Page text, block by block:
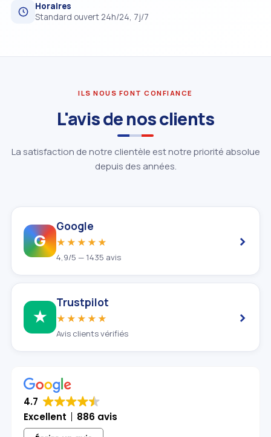
Horaires
Standard ouvert 24h/24, 7j/7
ILS NOUS FONT CONFIANCE
L'avis de nos clients
La satisfaction de notre clientèle est notre priorité absolue
depuis des années.
G
Google
★★★★★
4,9/5 — 1435 avis
›
★
Trustpilot
★★★★★
Avis clients vérifiés
›
4.7
Excellent
886 avis